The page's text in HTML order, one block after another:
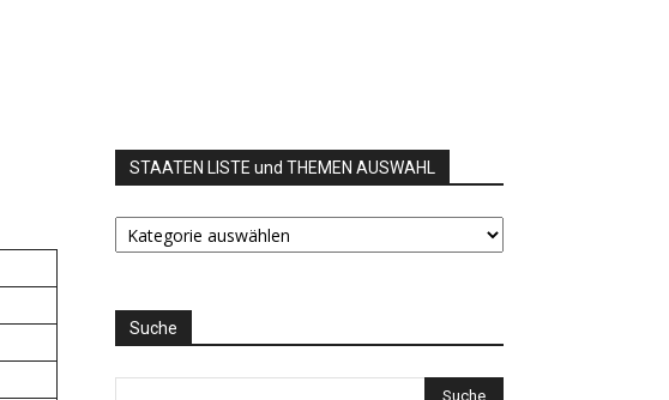
STAATEN LISTE und THEMEN AUSWAHL
STAATEN
LISTE
AUSWAHL
Suche